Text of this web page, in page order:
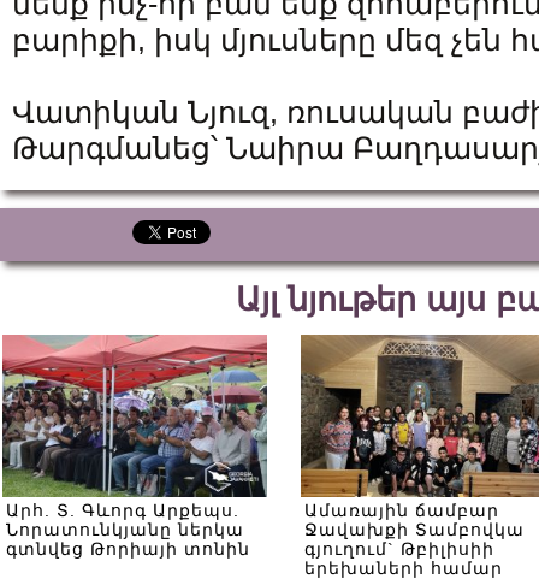
բարիքի, իսկ մյուսները մեզ չեն
Վատիկան Նյուզ, ռուսական
Թարգմանեց՝ Նաիրա
Այլ նյութեր այս
Արհ. Տ. Գևորգ Արքեպս.
Նորատունկյանը ներկա
գտնվեց Թորիայի տոնին
Ամառային ճամբար
Ջավախքի Տամբովկա
գյուղում` Թբիլիսիի
երեխաների համար